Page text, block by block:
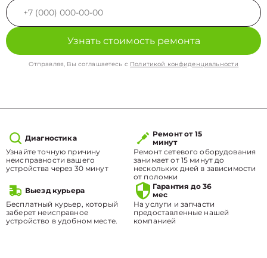
Узнать стоимость ремонта
Отправляя, Вы соглашаетесь с Политикой конфиденциальности
Диагностика
Узнайте точную причину
неисправности вашего
устройства через 30 минут
Ремонт от 15
минут
Ремонт сетевого оборудования
занимает от 15 минут до
нескольких дней в зависимости
от поломки
Выезд курьера
Бесплатный курьер, который
заберет неисправное
устройство в удобном месте.
Гарантия до 36
мес
На услуги и запчасти
предоставленные нашей
компанией